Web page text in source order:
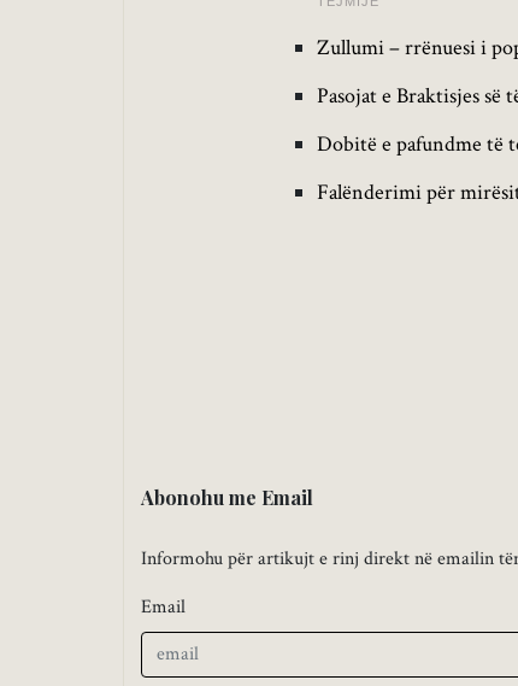
Zullumi – rrënuesi i
Pasojat e Braktisjes së
Dobitë e pafundme të
Falënderimi për
Abonohu me Email
Informohu për artikujt e rinj direkt në emailin
Email